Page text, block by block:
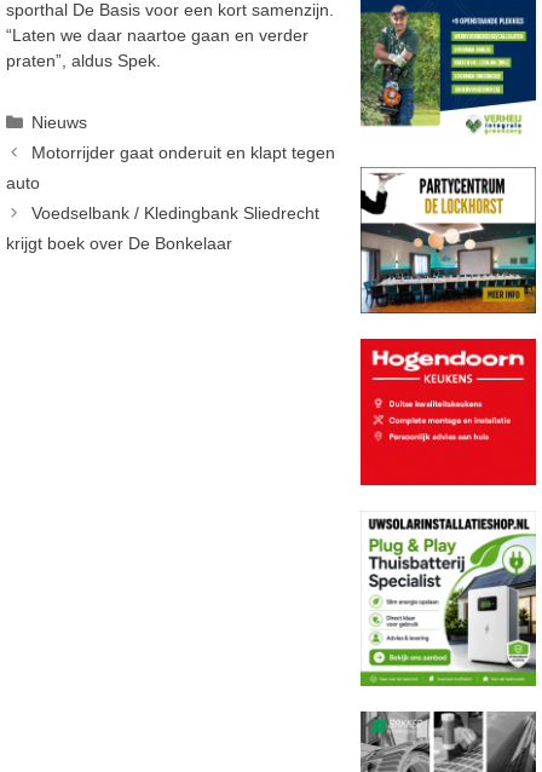
sporthal De Basis voor een kort samenzijn.
“Laten we daar naartoe gaan en verder
praten”, aldus Spek.
Categorieën
Nieuws
Motorrijder gaat onderuit en klapt tegen
auto
Voedselbank / Kledingbank Sliedrecht
krijgt boek over De Bonkelaar